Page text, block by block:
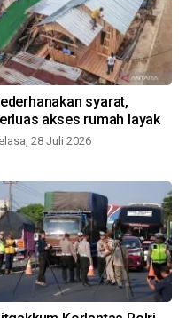
syarat,
akses rumah layak
28 Juli 2026